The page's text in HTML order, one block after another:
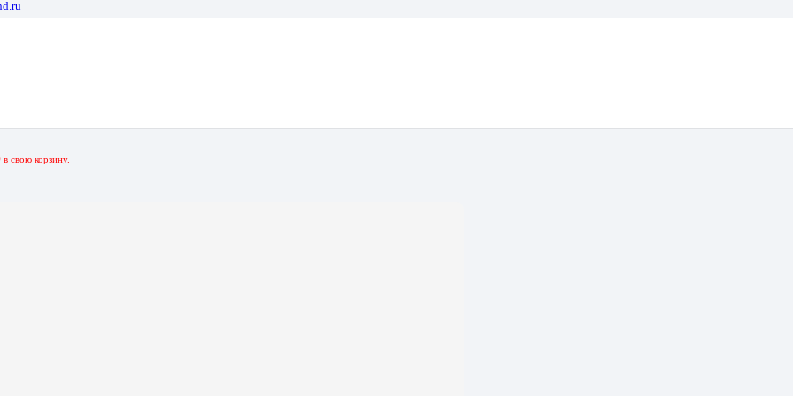
в свою корзину.
Зеленый-Серебристый 128 Гб 3.0